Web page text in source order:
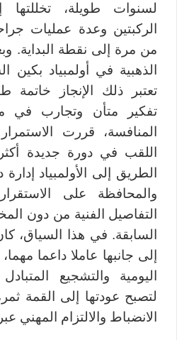
لسنوات طويلة،
الركبتين وعدة عمليات
من مرة إلى نقطة البداية.
تعتبر ذلك الإنجاز خاتمة
تفكير متأن وتجارب في
المنافسة، قررت
اللقب في دورة جديدة
الطريق إلى الأولمبياد
والمحافظة على
التفاصيل الفنية من دون
السابقة. في هذا السياق،
إلى جانبها عاملا داعما
اليومية والتشجيع
لتصبح عودتها إلى القمة
الانضباط والالتزام المهني